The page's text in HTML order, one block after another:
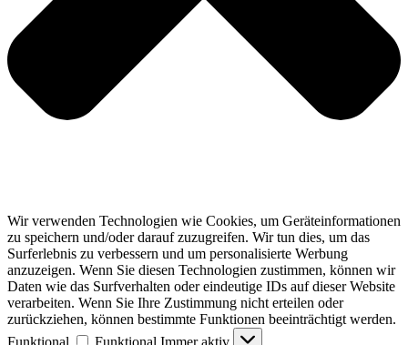
Wir verwenden Technologien wie Cookies, um Geräteinformationen
zu speichern und/oder darauf zuzugreifen. Wir tun dies, um das
Surferlebnis zu verbessern und um personalisierte Werbung
anzuzeigen. Wenn Sie diesen Technologien zustimmen, können wir
Daten wie das Surfverhalten oder eindeutige IDs auf dieser Website
verarbeiten. Wenn Sie Ihre Zustimmung nicht erteilen oder
zurückziehen, können bestimmte Funktionen beeinträchtigt werden.